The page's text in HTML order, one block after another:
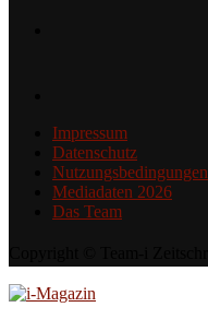
Impressum
Datenschutz
Nutzungsbedingungen
Mediadaten 2026
Das Team